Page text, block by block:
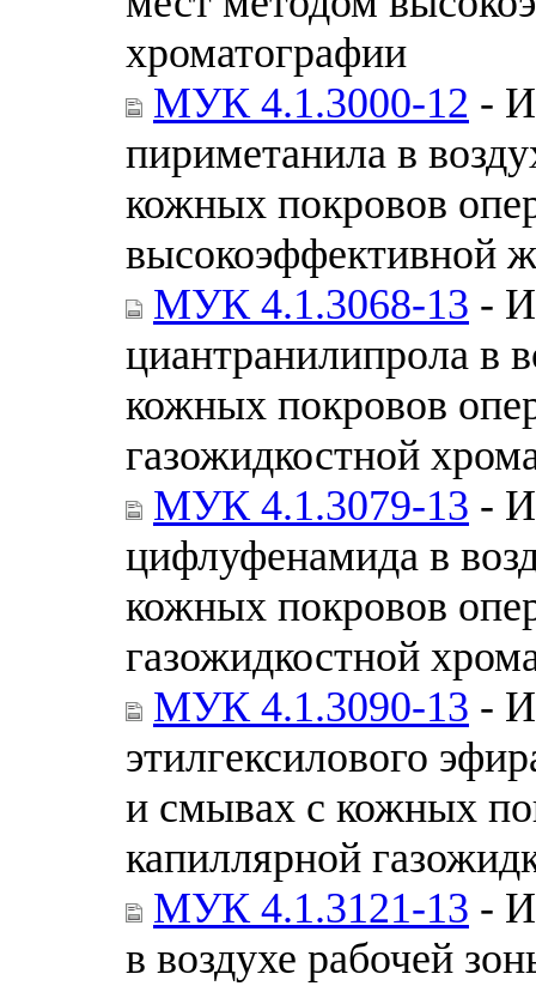
хроматографии
МУК 4.1.3000-12 -
пириметанила в
кожных покровов
высокоэффективной
МУК 4.1.3068-13 -
циантранилипрола в
кожных покровов
газожидкостной
МУК 4.1.3079-13 -
цифлуфенамида в
кожных покровов
газожидкостной
МУК 4.1.3090-13 -
этилгексилового
и смывах с кожных
капиллярной
МУК 4.1.3121-13 -
в воздухе рабочей